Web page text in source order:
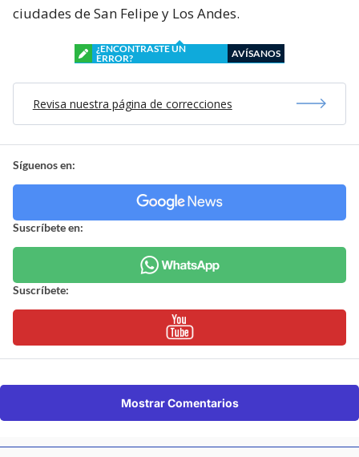
ciudades de San Felipe y Los Andes.
¿ENCONTRASTE UN
ERROR?
AVÍSANOS
Revisa nuestra página de correcciones
Síguenos en:
Suscríbete en:
Suscríbete:
Mostrar Comentarios